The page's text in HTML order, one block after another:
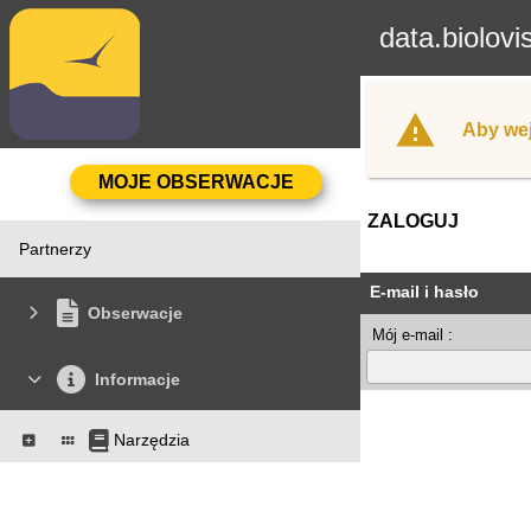
Partnerzy
Obserwacje
Informacje
Narzędzia
Aby
ZALOGUJ
E-mail i hasło
Mój e-mail :